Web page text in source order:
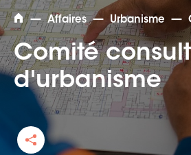
Rechercher
— Affaires — Urbanisme —
Comité
d'urbanisme